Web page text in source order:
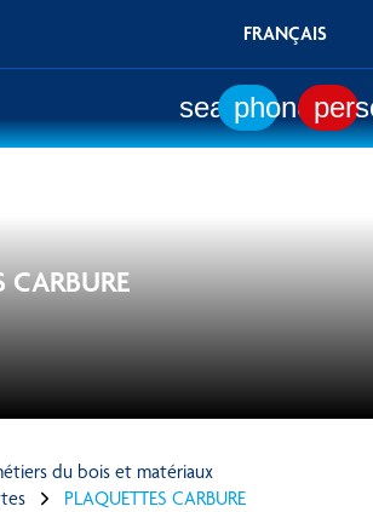
FRANÇAIS
searchphone
CARBURE
du bois et matériaux
PLAQUETTES CARBURE